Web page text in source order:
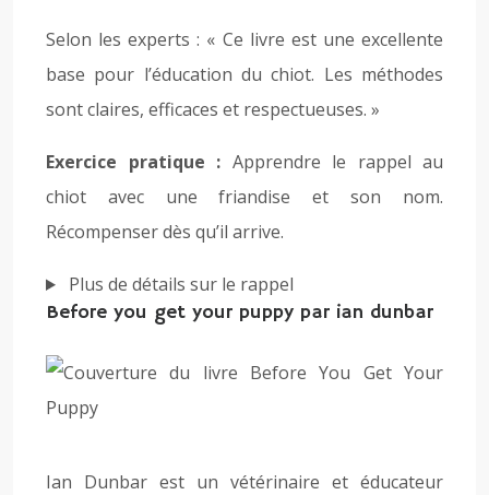
Selon les experts : « Ce livre est une excellente
base pour l’éducation du chiot. Les méthodes
sont claires, efficaces et respectueuses. »
Exercice pratique : Apprendre le rappel au
chiot avec une friandise et son nom.
Récompenser dès qu’il arrive.
Plus de détails sur le rappel
Before you get your puppy par ian dunbar
Ian Dunbar est un vétérinaire et éducateur